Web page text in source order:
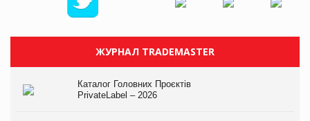
ЖУРНАЛ TRADEMASTER
Каталог Головних Проєктів
PrivateLabel – 2026